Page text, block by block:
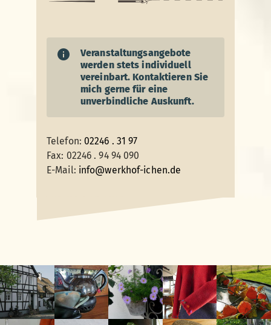
Veranstaltungsangebote
werden stets individuell
vereinbart. Kontaktieren Sie
mich gerne für eine
unverbindliche Auskunft.
Telefon:02246 . 31 97
Fax: 02246 . 94 94 090
E-Mail: info@werkhof-ichen.de